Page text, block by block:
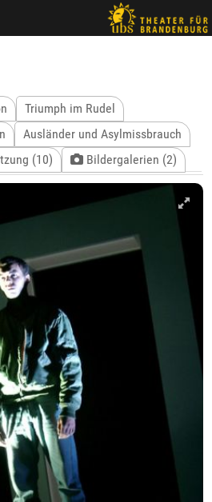
Triumph im Rudel
Ausländer und Asylmissbrauch
(10) Bildergalerien (2)